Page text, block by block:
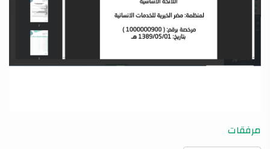
مرفقات